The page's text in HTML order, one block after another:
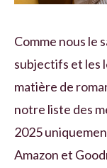
Comme nous le
subjectifs et les
matière de
notre liste des
2025
Amazon et